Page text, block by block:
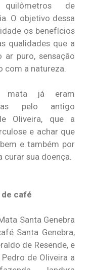
quilômetros de
O objetivo dessa
os benefícios
qualidades que a
puro, sensação
com a natureza.
mata já eram
pelo antigo
Oliveira, que a
e achar que
e também por
curar sua doença.
de café
Santa Genebra
Santa Genebra,
de Resende, e
de Oliveira a